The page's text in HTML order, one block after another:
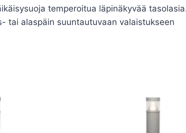
temperoitua läpinäkyvää
tai alaspäin suuntautuvaan valaistukseen